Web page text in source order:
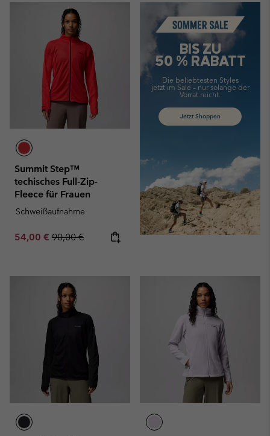
Summit Step™
techisches Full-Zip-
Fleece für Frauen
Schweißaufnahme
Sale price:
54,00 € Regular price:
90,00 €
Summer Sale
BIS ZU
50 % RABATT
Die beliebtesten Styles
jetzt im Sale – nur solange der
Vorrat reicht.
Jetzt Shoppen